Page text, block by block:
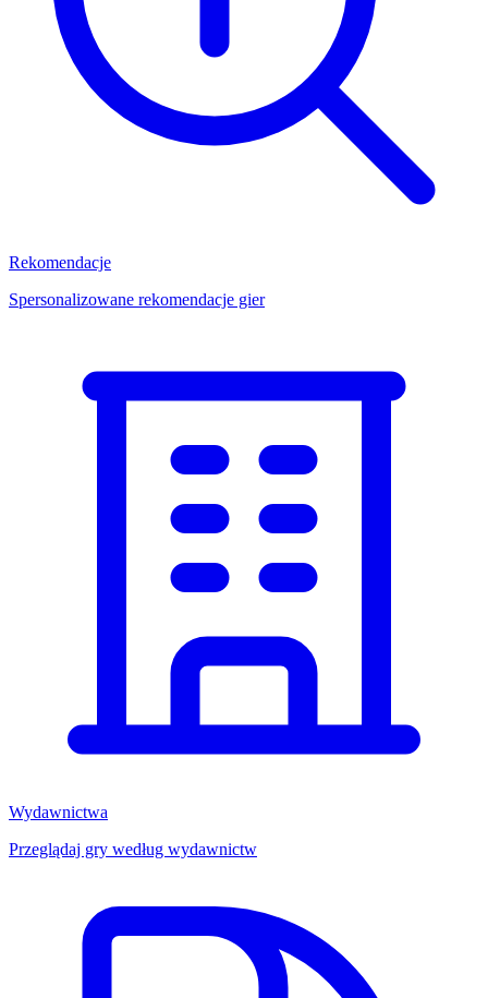
Rekomendacje
Spersonalizowane rekomendacje gier
Wydawnictwa
Przeglądaj gry według wydawnictw